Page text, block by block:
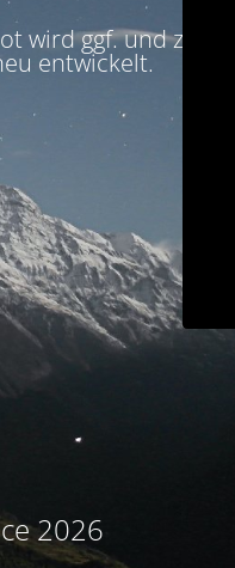
wird ggf. und zu
entwickelt.
2026